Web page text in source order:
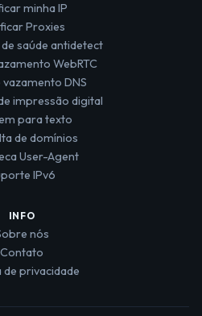
minha IP
Proxies
saúde antidetect
WebRTC
vazamento DNS
impressão digital
para texto
de domínios
User-Agent
IPv6
INFO
nós
Contato
de privacidade